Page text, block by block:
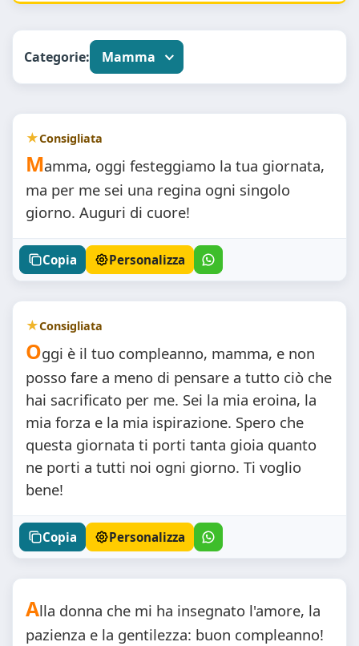
Categorie: Mamma
Consigliata
Mamma, oggi festeggiamo la tua giornata,
ma per me sei una regina ogni singolo
giorno. Auguri di cuore!
Copia Personalizza
Consigliata
Oggi è il tuo compleanno, mamma, e non
posso fare a meno di pensare a tutto ciò che
hai sacrificato per me. Sei la mia eroina, la
mia forza e la mia ispirazione. Spero che
questa giornata ti porti tanta gioia quanto
ne porti a tutti noi ogni giorno. Ti voglio
bene!
Copia Personalizza
Alla donna che mi ha insegnato l'amore, la
pazienza e la gentilezza: buon compleanno!